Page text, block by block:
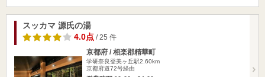
スッカマ 源氏の湯
4.0点 / 25 件
京都府 / 相楽郡精華町
学研奈良登美ヶ丘駅2.60km
京都府道72号経由